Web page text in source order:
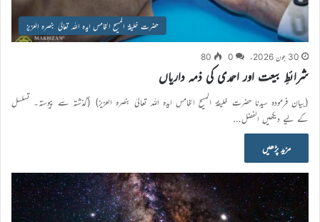
حضرت خلیفۃ المسیح الخامس ایدہ اللہ تعالیٰ بنصرہ العزیز
30 جون 2026ء 0
80
شرائطِ بیعت اور احمدی کی ذمہ داریاں
(بیان فرمودہ سیدنا حضرت خلیفۃ المسیح الخامس ایدہ اللہ تعالیٰ بنصرہ العزیز) (گذشتہ سے پیوستہ۔ تسلسل
کے لیے دیکھیں الفضل…
مزید پڑھیں